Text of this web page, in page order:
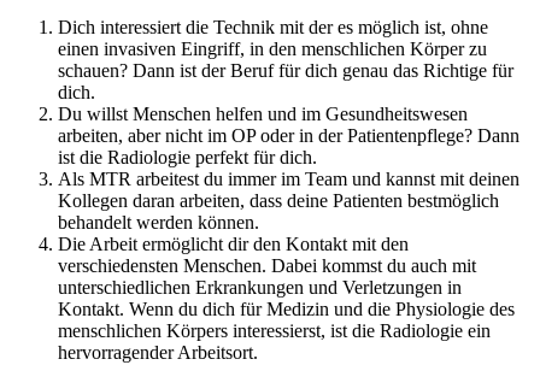
Dich interessiert die Technik mit der es möglich ist, ohne
einen invasiven Eingriff, in den menschlichen Körper zu
schauen? Dann ist der Beruf für dich genau das Richtige für
dich.
Du willst Menschen helfen und im Gesundheitswesen
arbeiten, aber nicht im OP oder in der Patientenpflege? Dann
ist die Radiologie perfekt für dich.
Als MTR arbeitest du immer im Team und kannst mit deinen
Kollegen daran arbeiten, dass deine Patienten bestmöglich
behandelt werden können.
Die Arbeit ermöglicht dir den Kontakt mit den
verschiedensten Menschen. Dabei kommst du auch mit
unterschiedlichen Erkrankungen und Verletzungen in
Kontakt. Wenn du dich für Medizin und die Physiologie des
menschlichen Körpers interessierst, ist die Radiologie ein
hervorragender Arbeitsort.